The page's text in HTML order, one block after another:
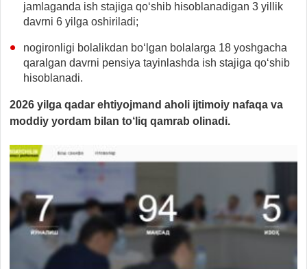
jamlaganda ish stajiga qo‘shib hisoblanadigan 3 yillik
davrni 6 yilga oshiriladi;
nogironligi bolalikdan bo‘lgan bolalarga 18 yoshgacha
qaralgan davrni pensiya tayinlashda ish stajiga qo‘shib
hisoblanadi.
2026 yilga qadar ehtiyojmand aholi ijtimoiy nafaqa va
moddiy yordam bilan to‘liq qamrab olinadi.